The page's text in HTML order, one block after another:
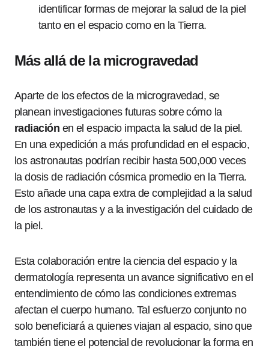
identificar formas de mejorar la salud de la piel
tanto en el espacio como en la Tierra.
Más allá de la microgravedad
Aparte de los efectos de la microgravedad, se
planean investigaciones futuras sobre cómo la
radiación en el espacio impacta la salud de la piel.
En una expedición a más profundidad en el espacio,
los astronautas podrían recibir hasta 500,000 veces
la dosis de radiación cósmica promedio en la Tierra.
Esto añade una capa extra de complejidad a la salud
de los astronautas y a la investigación del cuidado de
la piel.
Esta colaboración entre la ciencia del espacio y la
dermatología representa un avance significativo en el
entendimiento de cómo las condiciones extremas
afectan el cuerpo humano. Tal esfuerzo conjunto no
solo beneficiará a quienes viajan al espacio, sino que
también tiene el potencial de revolucionar la forma en